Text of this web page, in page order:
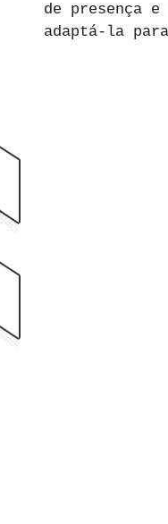
de presença
adaptá-la